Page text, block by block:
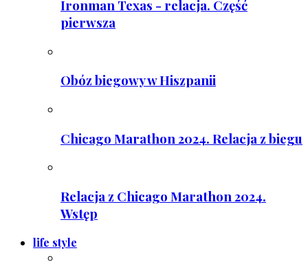
Ironman Texas - relacja. Część
pierwsza
Obóz biegowy w Hiszpanii
Chicago Marathon 2024. Relacja z biegu
Relacja z Chicago Marathon 2024.
Wstęp
life style